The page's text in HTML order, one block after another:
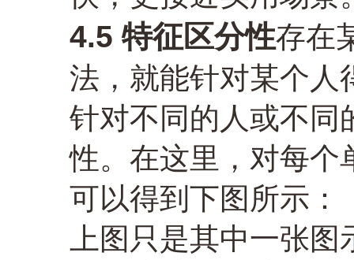
4.5 特征区分性存在
法，就能针对某个人
针对不同的人或不同
性。在这里，对每个
可以得到下图所示：
上图只是其中一张